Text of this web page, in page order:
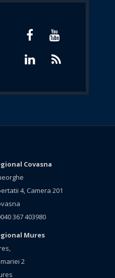
Covasna
4, Camera 201
367 403980
Mures
2